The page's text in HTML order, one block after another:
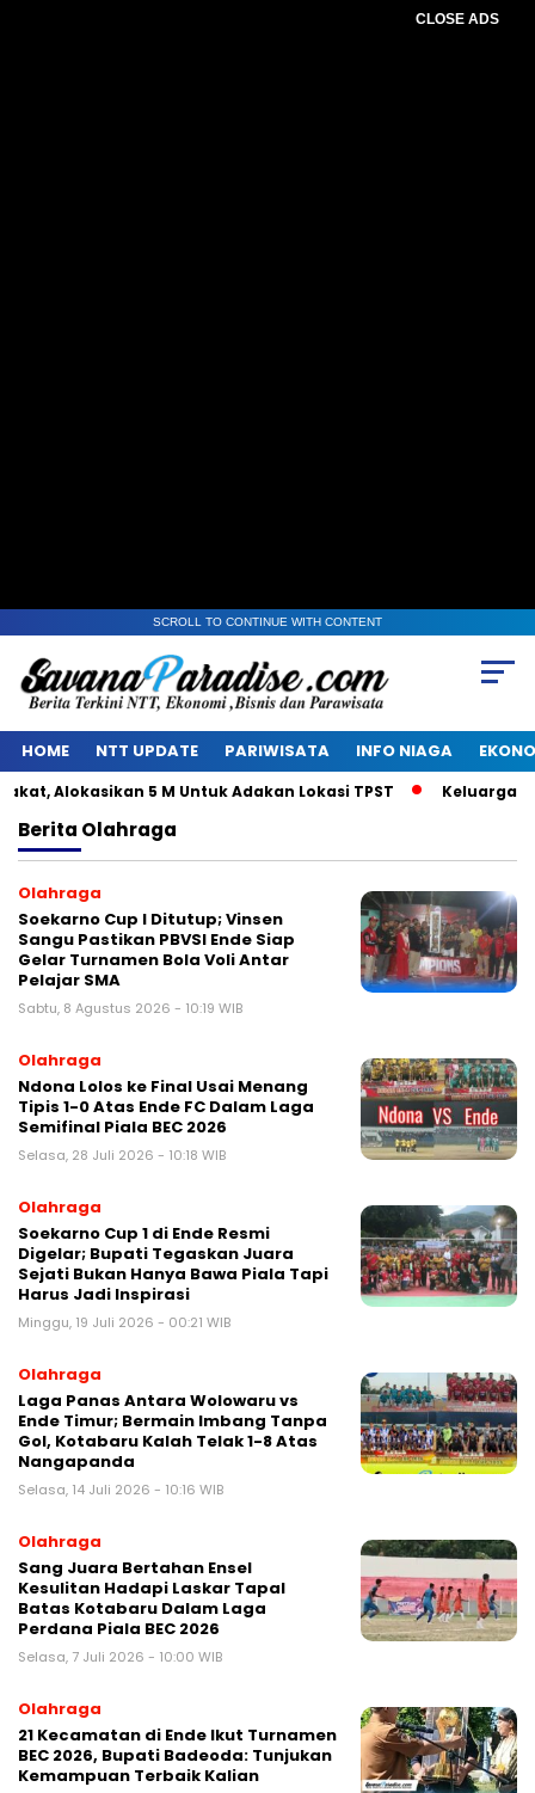
CLOSE ADS
SCROLL TO CONTINUE WITH CONTENT
HOME NTT UPDATE PARIWISATA INFO NIAGA
Alokasikan 5 M Untuk Adakan Lokasi TPST Keluarga Alm
Berita Olahraga
Olahraga
Soekarno Cup I Ditutup; Vinsen
Sangu Pastikan PBVSI Ende Siap
Gelar Turnamen Bola Voli Antar
Pelajar SMA
Sabtu, 8 Agustus 2026 - 10:19 WIB
Olahraga
Ndona Lolos ke Final Usai Menang
Tipis 1-0 Atas Ende FC Dalam Laga
Semifinal Piala BEC 2026
Selasa, 28 Juli 2026 - 10:18 WIB
Olahraga
Soekarno Cup 1 di Ende Resmi
Digelar; Bupati Tegaskan Juara
Sejati Bukan Hanya Bawa Piala Tapi
Harus Jadi Inspirasi
Minggu, 19 Juli 2026 - 00:21 WIB
Olahraga
Laga Panas Antara Wolowaru vs
Ende Timur; Bermain Imbang Tanpa
Gol, Kotabaru Kalah Telak 1-8 Atas
Nangapanda
Selasa, 14 Juli 2026 - 10:16 WIB
Olahraga
Sang Juara Bertahan Ensel
Kesulitan Hadapi Laskar Tapal
Batas Kotabaru Dalam Laga
Perdana Piala BEC 2026
Selasa, 7 Juli 2026 - 10:00 WIB
Olahraga
21 Kecamatan di Ende Ikut Turnamen
BEC 2026, Bupati Badeoda: Tunjukan
Kemampuan Terbaik Kalian